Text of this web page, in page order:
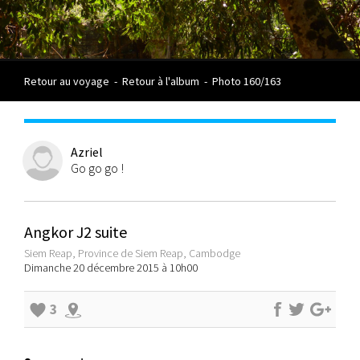
Retour au voyage - Retour à l'album - Photo 160/163
Azriel
Go go go !
Angkor J2 suite
Siem Reap, Province de Siem Reap, Cambodge
Dimanche 20 décembre 2015 à 10h00
3